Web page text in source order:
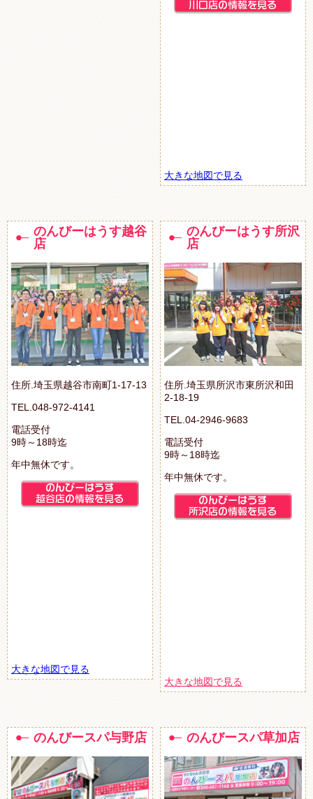
大きな地図で見る
のんびーはうす越谷
店
住所.埼玉県越谷市南町1-17-13
TEL.048-972-4141
電話受付
9時～18時迄
年中無休です。
大きな地図で見る
のんびーはうす所沢
店
住所.埼玉県所沢市東所沢和田
2-18-19
TEL.04-2946-9683
電話受付
9時～18時迄
年中無休です。
大きな地図で見る
のんびースパ与野店 のんびースパ草加店